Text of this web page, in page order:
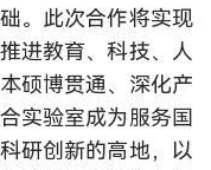
。此次合作将实现
进教育、科技、人
硕博贯通、深化产
实验室成为服务国
研创新的高地，以